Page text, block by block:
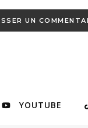
YOUTUBE